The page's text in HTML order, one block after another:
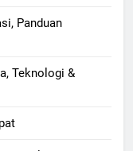
Panduan
Teknologi &